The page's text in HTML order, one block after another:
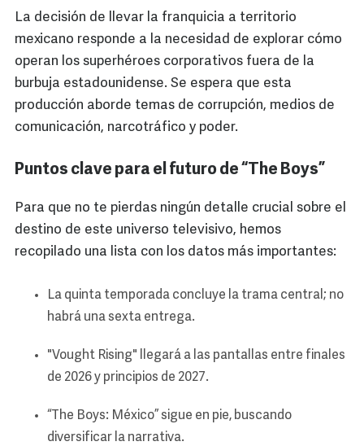
La decisión de llevar la franquicia a territorio
mexicano responde a la necesidad de explorar cómo
operan los superhéroes corporativos fuera de la
burbuja estadounidense. Se espera que esta
producción aborde temas de corrupción, medios de
comunicación, narcotráfico y poder.
Puntos clave para el futuro de “The Boys”
Para que no te pierdas ningún detalle crucial sobre el
destino de este universo televisivo, hemos
recopilado una lista con los datos más importantes:
La quinta temporada concluye la trama central; no
habrá una sexta entrega.
"Vought Rising" llegará a las pantallas entre finales
de 2026 y principios de 2027.
“The Boys: México” sigue en pie, buscando
diversificar la narrativa.